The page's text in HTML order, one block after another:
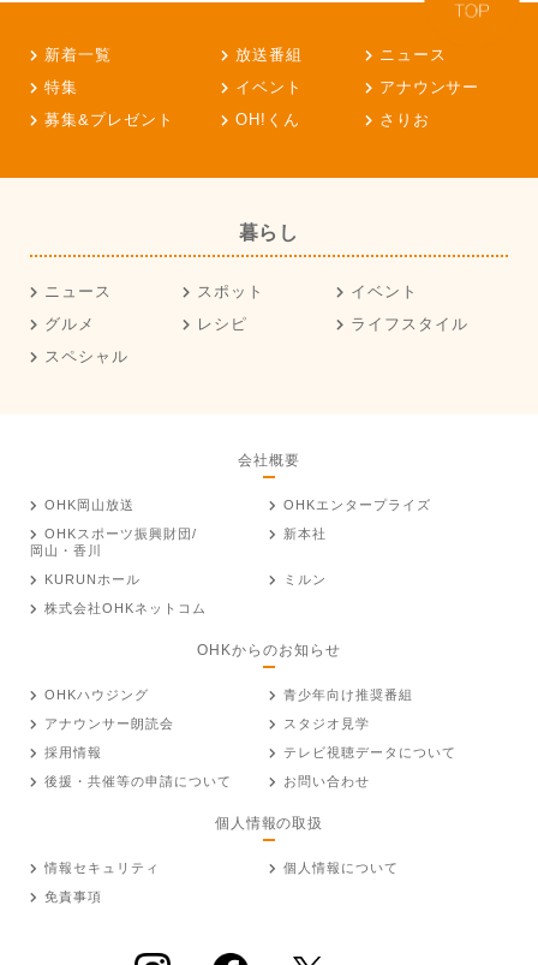
新着一覧 放送番組
ニュース
特集
イベント
アナウンサー
募集&プレゼント
OH!くん さりお
暮らし
ニュース スポット
イベント
グルメ
レシピ
ライフスタイル
スペシャル
会社概要
OHK岡山放送
OHKエンタープライズ
OHKスポーツ振興財団/
岡山・香川
新本社
KURUNホール
ミルン
株式会社OHKネットコム
OHKからのお知らせ
OHKハウジング
青少年向け推奨番組
アナウンサー朗読会
スタジオ見学
採用情報
テレビ視聴データについて
後援・共催等の申請について
お問い合わせ
個人情報の取扱
情報セキュリティ
個人情報について
免責事項